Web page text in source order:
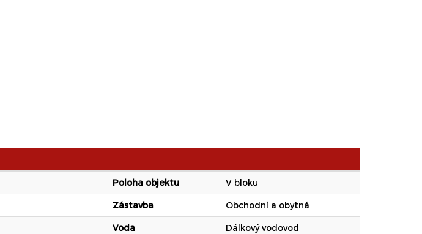
Poloha objektu V bloku
Zástavba Obchodní a obytná
Voda Dálkový vodovod